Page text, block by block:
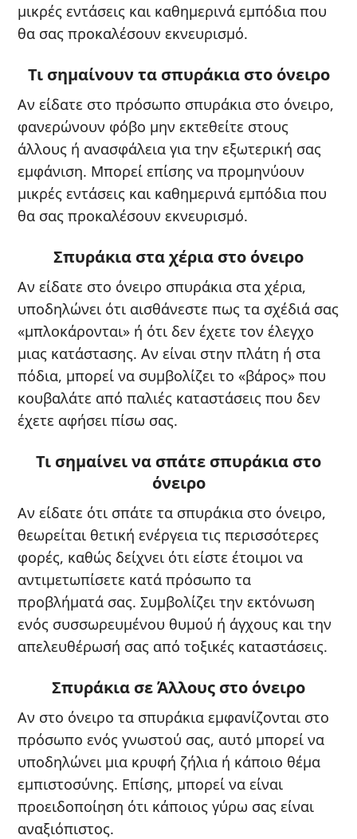
μικρές εντάσεις και καθημερινά εμπόδια που
θα σας προκαλέσουν εκνευρισμό.
Τι σημαίνουν τα σπυράκια στο όνειρο
Αν είδατε στο πρόσωπο σπυράκια στο όνειρο,
φανερώνουν φόβο μην εκτεθείτε στους
άλλους ή ανασφάλεια για την εξωτερική σας
εμφάνιση. Μπορεί επίσης να προμηνύουν
μικρές εντάσεις και καθημερινά εμπόδια που
θα σας προκαλέσουν εκνευρισμό.
Σπυράκια στα χέρια στο όνειρο
Αν είδατε στο όνειρο σπυράκια στα χέρια,
υποδηλώνει ότι αισθάνεστε πως τα σχέδιά σας
«μπλοκάρονται» ή ότι δεν έχετε τον έλεγχο
μιας κατάστασης. Αν είναι στην πλάτη ή στα
πόδια, μπορεί να συμβολίζει το «βάρος» που
κουβαλάτε από παλιές καταστάσεις που δεν
έχετε αφήσει πίσω σας.
Τι σημαίνει να σπάτε σπυράκια στο
όνειρο
Αν είδατε ότι σπάτε τα σπυράκια στο όνειρο,
θεωρείται θετική ενέργεια τις περισσότερες
φορές, καθώς δείχνει ότι είστε έτοιμοι να
αντιμετωπίσετε κατά πρόσωπο τα
προβλήματά σας. Συμβολίζει την εκτόνωση
ενός συσσωρευμένου θυμού ή άγχους και την
απελευθέρωσή σας από τοξικές καταστάσεις.
Σπυράκια σε Άλλους στο όνειρο
Αν στο όνειρο τα σπυράκια εμφανίζονται στο
πρόσωπο ενός γνωστού σας, αυτό μπορεί να
υποδηλώνει μια κρυφή ζήλια ή κάποιο θέμα
εμπιστοσύνης. Επίσης, μπορεί να είναι
προειδοποίηση ότι κάποιος γύρω σας είναι
αναξιόπιστος.